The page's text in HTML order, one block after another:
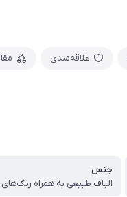
علاقه‌مندی
جنس
الیاف طبیعی به همراه